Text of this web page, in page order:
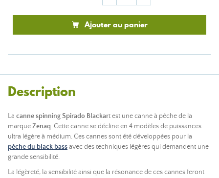
Ajouter au panier
Description
La canne spinning Spirado Blackart est une canne à pêche de la
marqueZenaq. Cette canne se décline en 4 modèles de puissances
ultra légère à médium. Ces cannes sont été développées pour la
pêche du black bassavec des techniques légères qui demandent une
grande sensibilité.
La légèreté, la sensibilité ainsi que la résonance de ces cannes feront